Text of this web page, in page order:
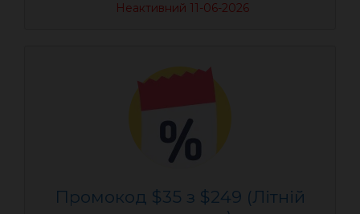
Неактивний 11-06-2026
Промокод $35 з $249 (Літній